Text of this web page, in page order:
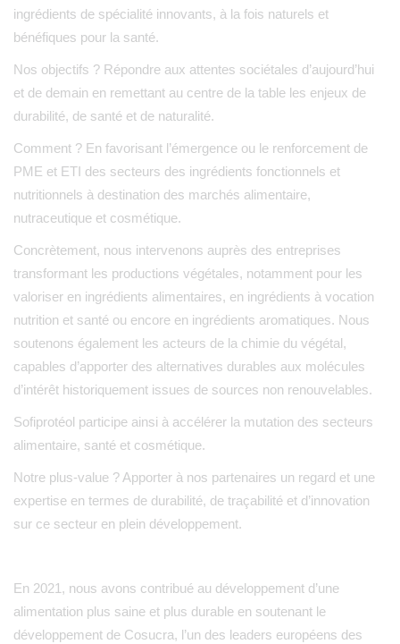
ingrédients de spécialité innovants, à la fois naturels et
bénéfiques pour la santé.
Nos objectifs ? Répondre aux attentes sociétales d’aujourd’hui
et de demain en remettant au centre de la table les enjeux de
durabilité, de santé et de naturalité.
Comment ? En favorisant l’émergence ou le renforcement de
PME et ETI des secteurs des ingrédients fonctionnels et
nutritionnels à destination des marchés alimentaire,
nutraceutique et cosmétique.
Concrètement, nous intervenons auprès des entreprises
transformant les productions végétales, notamment pour les
valoriser en ingrédients alimentaires, en ingrédients à vocation
nutrition et santé ou encore en ingrédients aromatiques. Nous
soutenons également les acteurs de la chimie du végétal,
capables d’apporter des alternatives durables aux molécules
d’intérêt historiquement issues de sources non renouvelables.
Sofiprotéol participe ainsi à accélérer la mutation des secteurs
alimentaire, santé et cosmétique.
Notre plus-value ? Apporter à nos partenaires un regard et une
expertise en termes de durabilité, de traçabilité et d’innovation
sur ce secteur en plein développement.
En 2021, nous avons contribué au développement d’une
alimentation plus saine et plus durable en soutenant le
développement de Cosucra, l’un des leaders européens des